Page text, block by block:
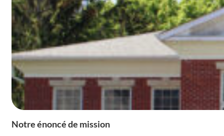
Notre énoncé de mission